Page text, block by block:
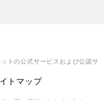
トの公式サービスおよび公認サ
トマップ